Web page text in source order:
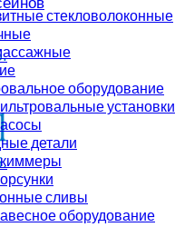
стекловолоконные
оборудование
установки
детали
сливы
оборудование